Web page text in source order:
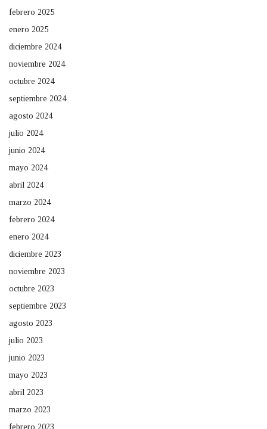
febrero 2025
enero 2025
diciembre 2024
noviembre 2024
octubre 2024
septiembre 2024
agosto 2024
julio 2024
junio 2024
mayo 2024
abril 2024
marzo 2024
febrero 2024
enero 2024
diciembre 2023
noviembre 2023
octubre 2023
septiembre 2023
agosto 2023
julio 2023
junio 2023
mayo 2023
abril 2023
marzo 2023
febrero 2023